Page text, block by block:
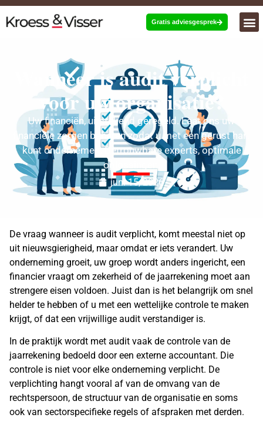
Gratis adviesgesprek
Wanneer is audit verplicht
voor uw organisatie?
Uw financiën, uitstekend geregeld. Laat ons uw
financiële zorgen beheren zodat u met een gerust hart
kunt ondernemen. Betrouwbare experts, optimale
oplossingen.
juni 15, 2026
De vraag wanneer is audit verplicht, komt meestal niet op
uit nieuwsgierigheid, maar omdat er iets verandert. Uw
onderneming groeit, uw groep wordt anders ingericht, een
financier vraagt om zekerheid of de jaarrekening moet aan
strengere eisen voldoen. Juist dan is het belangrijk om snel
helder te hebben of u met een wettelijke controle te maken
krijgt, of dat een vrijwillige audit verstandiger is.
In de praktijk wordt met audit vaak de controle van de
jaarrekening bedoeld door een externe accountant. Die
controle is niet voor elke onderneming verplicht. De
verplichting hangt vooral af van de omvang van de
rechtspersoon, de structuur van de organisatie en soms
ook van sectorspecifieke regels of afspraken met derden.